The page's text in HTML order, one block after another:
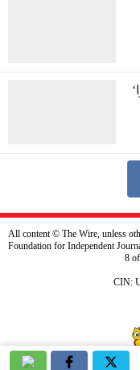
All content © The Wire, unless
Foundation for Independent
8
CIN: